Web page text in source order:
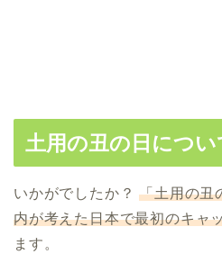
土用の丑の日につ
いかがでしたか？「土用の丑
内が考えた日本で最初のキャ
ます。